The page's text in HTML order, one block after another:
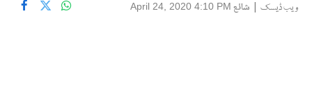
ویب ڈیسک | شائع April 24, 2020 4:10 PM